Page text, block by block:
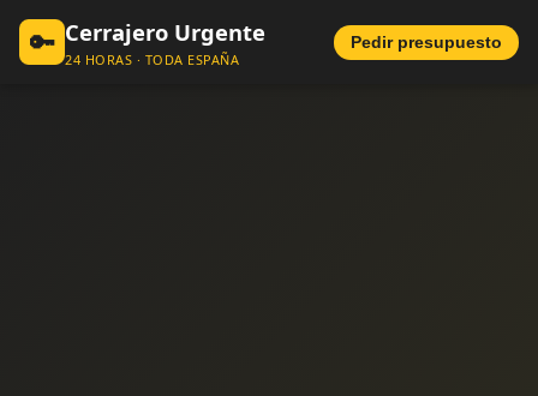
🔑 Cerrajero Urgente
24 HORAS · TODA ESPAÑA
Pedir presupuesto